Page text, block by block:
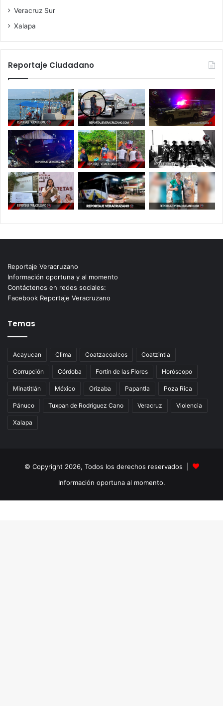
Veracruz Sur
Xalapa
Reportaje Ciudadano
Reportaje Veracruzano
Información oportuna y al momento
Contáctenos en redes sociales:
Facebook Reportaje Veracruzano
Temas
Acayucan Clima Coatzacoalcos Coatzintla
Corrupción Córdoba Fortín de las Flores Horóscopo
Minatitlán México Orizaba Papantla Poza Rica
Pánuco Tuxpan de Rodríguez Cano Veracruz Violencia
Xalapa
© Copyright 2026, Todos los derechos reservados |
Información oportuna al momento.